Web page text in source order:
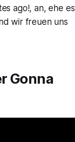
ago!,an, ehe es
wir freuen uns
Gonna